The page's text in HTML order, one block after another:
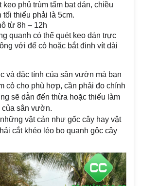
keo phủ trùm tấm bạt dán, chiều
tối thiểu phải là 5cm.
từ 8h – 12h
quanh có thể quét keo dán trực
với đế cỏ hoặc bắt đinh vít dài
và đặc tính của sân vườn mà bạn
cỏ cho phù hợp, cần phải đo chính
sẽ dẫn đến thừa hoặc thiếu làm
của sân vườn.
vật cản như gốc cây hay vật
cắt khéo léo bo quanh gôc cây